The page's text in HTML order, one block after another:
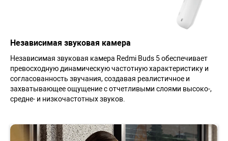
Независимая звуковая камера
Независимая звуковая камера Redmi Buds 5 обеспечивает
превосходную динамическую частотную характеристику и
согласованность звучания, создавая реалистичное и
захватывающее ощущение с отчетливыми слоями высоко-,
средне- и низкочастотных звуков.